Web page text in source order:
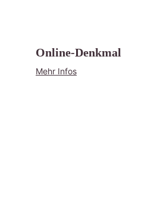
Online-Denkmal
Mehr Infos